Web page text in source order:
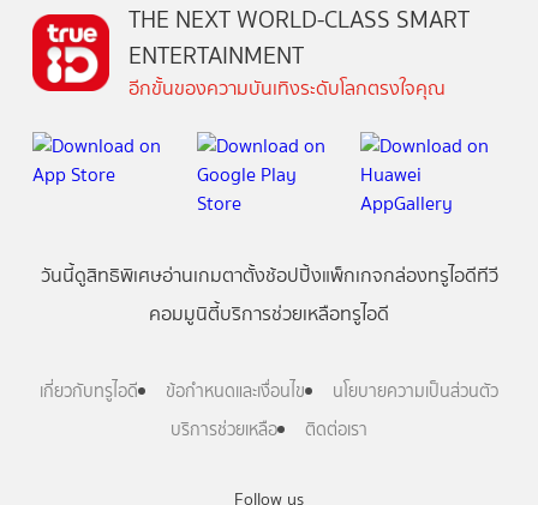
Follow us
THE NEXT WORLD-CLASS SMART
ENTERTAINMENT
อีกขั้นของความบันเทิงระดับโลกตรงใจคุณ
วันนี้ดูสิทธิพิเศษอ่านเกมตาตั้งช้อปปิ้งแพ็กเกจกล่องทรูไอดีทีวี
คอมมูนิตี้บริการช่วยเหลือทรูไอดี
เกี่ยวกับทรูไอดี ข้อกำหนดและเงื่อนไข
นโยบายความเป็นส่วนตัว
บริการช่วยเหลือ
ติดต่อเรา